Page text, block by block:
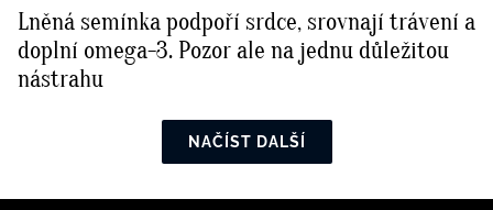
Lněná semínka podpoří srdce, srovnají trávení a
doplní omega-3. Pozor ale na jednu důležitou
nástrahu
NAČÍST DALŠÍ